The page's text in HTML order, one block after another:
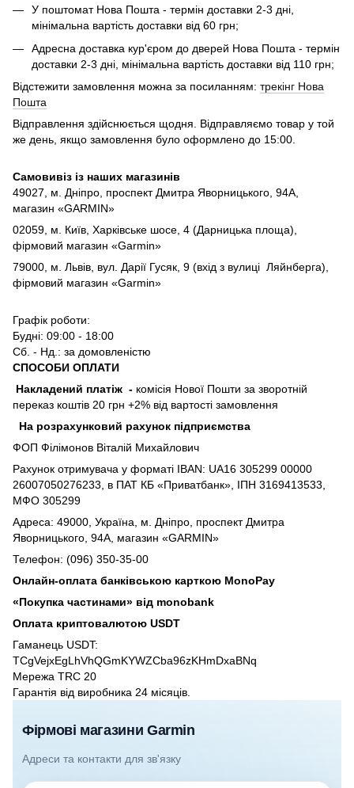
У поштомат Нова Пошта - термін доставки 2-3 дні,
мінімальна вартість доставки від 60 грн;
Адресна доставка кур'єром до дверей Нова Пошта - термін
доставки 2-3 дні, мінімальна вартість доставки від 110 грн;
Відстежити замовлення можна за посиланням: трекінг Нова
Пошта
Відправлення здійснюється щодня. Відправляємо товар у той
же день, якщо замовлення було оформлено до 15:00.
Самовивіз із наших магазинів
49027, м. Дніпро, проспект Дмитра Яворницького, 94А,
магазин «GARMIN»
02059, м. Київ, Харківське шосе, 4 (Дарницька площа),
фірмовий магазин «Garmin»
79000, м. Львів, вул. Дарії Гусяк, 9 (вхід з вулиці Ляйнберга),
фірмовий магазин «Garmin»
Графік роботи:
Будні: 09:00 - 18:00
Сб. - Нд.: за домовленістю
СПОСОБИ ОПЛАТИ
Накладений платіж - комісія Нової Пошти за зворотній
переказ коштів 20 грн +2% від вартості замовлення
На розрахунковий рахунок підприємства
ФОП Філімонов Віталій Михайлович
Рахунок отримувача у форматі IBAN: UA16 305299 00000
26007050276233, в ПАТ КБ «Приватбанк», ІПН 3169413533,
МФО 305299
Адреса: 49000, Україна, м. Дніпро, проспект Дмитра
Яворницького, 94А, магазин «GARMIN»
Телефон: (096) 350-35-00
Онлайн-оплата банківською карткою MonoPay
«Покупка частинами» від monobank
Оплата криптовалютою USDT
Гаманець USDT:
TCgVejxEgLhVhQGmKYWZCba96zKHmDxaBNq
Мережа TRC 20
Гарантія від виробника 24 місяців.
Фірмові магазини Garmin
Адреси та контакти для зв'язку